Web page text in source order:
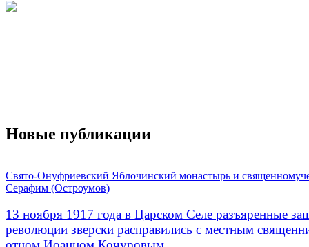
Новые публикации
Свято-Онуфриевский Яблочинский монастырь и
Серафим (Остроумов)
13 ноября 1917 года в Царском Селе разъяренные
революции зверски расправились с местным